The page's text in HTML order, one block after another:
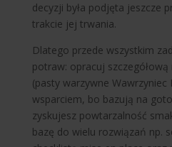
decyzji była podjęta jeszcze
trakcie jej trwania.
Dlatego przede wszystkim
potraw: opracuj
(pasty warzywne Wawrzyniec
wsparciem, bo bazują na
zyskujesz powtarzalność
bazę do wielu rozwiązań np.